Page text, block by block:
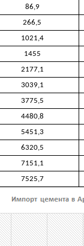
86,9
266,5
1021,4
1455
2177,1
3039,1
3775,5
4480,8
5451,3
6320,5
7151,1
7525,7